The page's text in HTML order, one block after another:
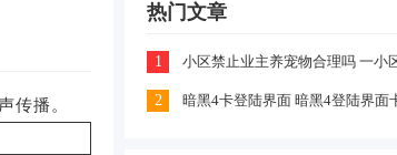
传播。
热门文章
1
2 暗黑4卡登陆界面 暗黑4登陆界面